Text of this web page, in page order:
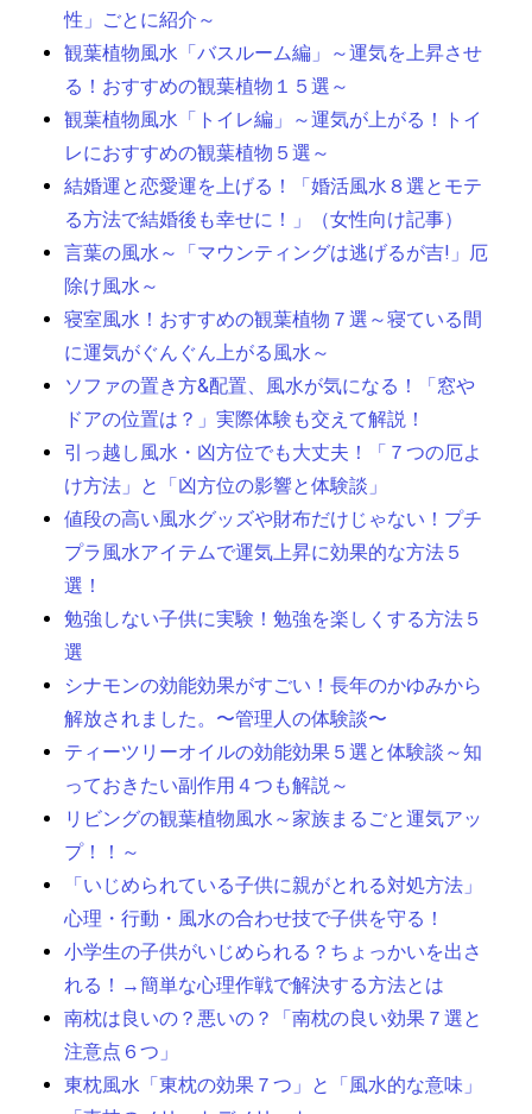
性」ごとに紹介～
観葉植物風水「バスルーム編」～運気を上昇させ
る！おすすめの観葉植物１５選～
観葉植物風水「トイレ編」～運気が上がる！トイ
レにおすすめの観葉植物５選～
結婚運と恋愛運を上げる！「婚活風水８選とモテ
る方法で結婚後も幸せに！」（女性向け記事）
言葉の風水～「マウンティングは逃げるが吉!」厄
除け風水～
寝室風水！おすすめの観葉植物７選～寝ている間
に運気がぐんぐん上がる風水～
ソファの置き方&配置、風水が気になる！「窓や
ドアの位置は？」実際体験も交えて解説！
引っ越し風水・凶方位でも大丈夫！「７つの厄よ
け方法」と「凶方位の影響と体験談」
値段の高い風水グッズや財布だけじゃない！プチ
プラ風水アイテムで運気上昇に効果的な方法５
選！
勉強しない子供に実験！勉強を楽しくする方法５
選
シナモンの効能効果がすごい！長年のかゆみから
解放されました。〜管理人の体験談〜
ティーツリーオイルの効能効果５選と体験談～知
っておきたい副作用４つも解説～
リビングの観葉植物風水～家族まるごと運気アッ
プ！！～
「いじめられている子供に親がとれる対処方法」
心理・行動・風水の合わせ技で子供を守る！
小学生の子供がいじめられる？ちょっかいを出さ
れる！→簡単な心理作戦で解決する方法とは
南枕は良いの？悪いの？「南枕の良い効果７選と
注意点６つ」
東枕風水「東枕の効果７つ」と「風水的な意味」